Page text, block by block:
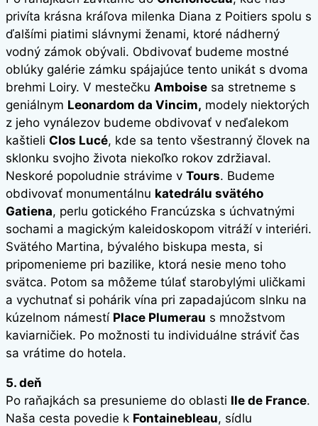
privíta krásna kráľova milenka Diana z Poitiers spolu s
ďalšími piatimi slávnymi ženami, ktoré nádherný
vodný zámok obývali. Obdivovať budeme mostné
oblúky galérie zámku spájajúce tento unikát s dvoma
brehmi Loiry. V mestečku Amboise sa stretneme s
geniálnym Leonardom da Vincim, modely niektorých
z jeho vynálezov budeme obdivovať v neďalekom
kaštieli Clos Lucé, kde sa tento všestranný človek na
sklonku svojho života niekoľko rokov zdržiaval.
Neskoré popoludnie strávime v Tours. Budeme
obdivovať monumentálnu katedrálu svätého
Gatiena, perlu gotického Francúzska s úchvatnými
sochami a magickým kaleidoskopom vitráží v interiéri.
Svätého Martina, bývalého biskupa mesta, si
pripomenieme pri bazilike, ktorá nesie meno toho
svätca. Potom sa môžeme túlať starobylými uličkami
a vychutnať si pohárik vína pri zapadajúcom slnku na
kúzelnom námestí Place Plumerau s množstvom
kaviarničiek. Po možnosti tu individuálne stráviť čas
sa vrátime do hotela.
5. deň
Po raňajkách sa presunieme do oblasti Ile de France.
Naša cesta povedie k Fontainebleau, sídlu